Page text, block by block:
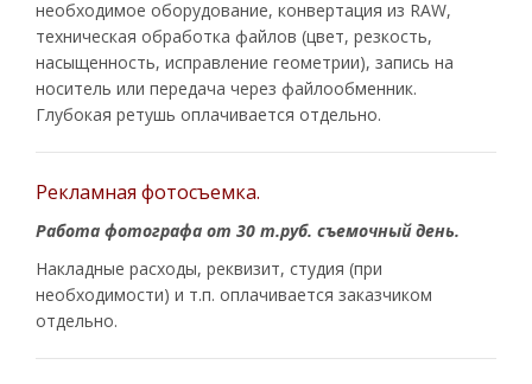
необходимое оборудование, конвертация из RAW,
техническая обработка файлов (цвет, резкость,
насыщенность, исправление геометрии), запись на
носитель или передача через файлообменник.
Глубокая ретушь оплачивается отдельно.
Рекламная фотосъемка.
Работа фотографа от 30 т.руб. съемочный день.
Накладные расходы, реквизит, студия (при
необходимости) и т.п. оплачивается заказчиком
отдельно.